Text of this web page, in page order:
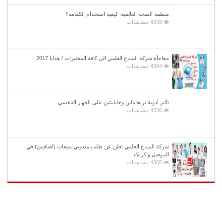
منظمة الصحة العالمية: كيفية استخدام الكمامة؟
4398 مشاهدات
مفاجأة شركة المبدع العلمي الى كافة المختبرات / هدايا 2017
4384 مشاهدات
تأثير أدوية بريجابالين وجابابنتين على الجهاز التنفسي.
4336 مشاهدات
شركة المبدع العلمي تعلن عن طلب مندوبي مبيعات (اضافيين) في
الموصل و كربلاء
4305 مشاهدات